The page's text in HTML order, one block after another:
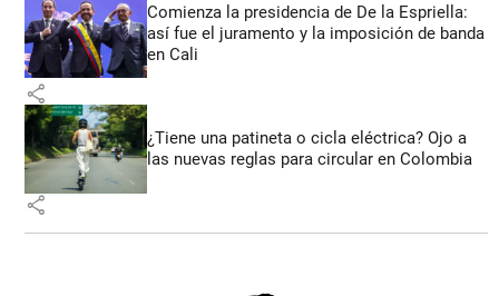
Comienza la presidencia de De la Espriella:
así fue el juramento y la imposición de banda
en Cali
share
¿Tiene una patineta o cicla eléctrica? Ojo a
las nuevas reglas para circular en Colombia
share